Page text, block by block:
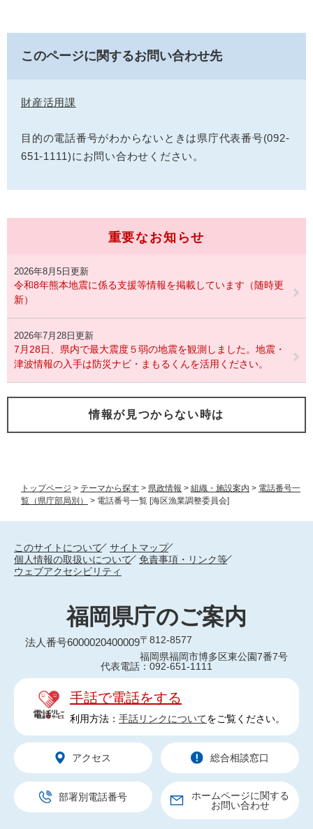
トップページ > テーマから探す > 県政情報 > 組織・施設案内 > 電話番号一
覧（県庁部局別）
> 電話番号一覧 [海区漁業調整委員会]
このページに関するお問い合わせ先
財産活用課
目的の電話番号がわからないときは県庁代表番号(092-
651-1111)にお問い合わせください。
重要なお知らせ
2026年8月5日更新
令和8年熊本地震に係る支援等情報を掲載しています（随時更
新）
2026年7月28日更新
7月28日、県内で最大震度５弱の地震を観測しました。地震・
津波情報の入手は防災ナビ・まもるくんを活用ください。
情報が見つからない時は
このサイトについて
サイトマップ
個人情報の取扱いについて
免責事項・リンク等
ウェブアクセシビリティ
福岡県庁のご案内
法人番号6000020400009〒812-8577
福岡県福岡市博多区東公園7番7号
代表電話：092-651-1111
手話で電話をする
利用方法： 手話リンクについてをご覧ください。
アクセス 総合相談窓口
部署別電話番号
ホームページに関する
お問い合わせ